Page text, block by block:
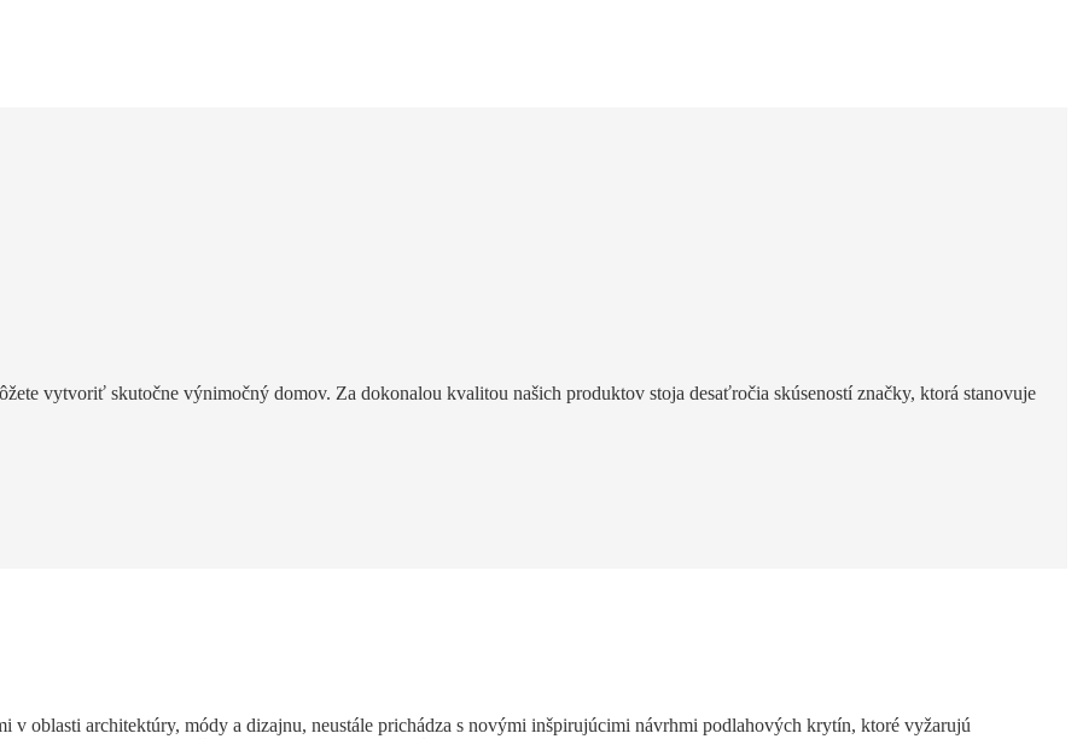
vytvoriť skutočne výnimočný domov. Za dokonalou kvalitou našich produktov stoja desaťročia skúseností značky, ktorá stanovuje
oblasti architektúry, módy a dizajnu, neustále prichádza s novými inšpirujúcimi návrhmi podlahových krytín, ktoré vyžarujú